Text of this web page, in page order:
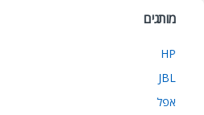
מותגים
HP
JBL
אפל